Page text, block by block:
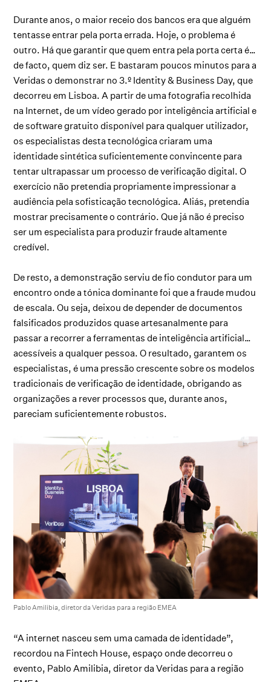
Durante anos, o maior receio dos bancos era que alguém
tentasse entrar pela porta errada. Hoje, o problema é
outro. Há que garantir que quem entra pela porta certa é…
de facto, quem diz ser. E bastaram poucos minutos para a
Veridas o demonstrar no 3.º Identity & Business Day, que
decorreu em Lisboa. A partir de uma fotografia recolhida
na Internet, de um vídeo gerado por inteligência artificial e
de software gratuito disponível para qualquer utilizador,
os especialistas desta tecnológica criaram uma
identidade sintética suficientemente convincente para
tentar ultrapassar um processo de verificação digital. O
exercício não pretendia propriamente impressionar a
audiência pela sofisticação tecnológica. Aliás, pretendia
mostrar precisamente o contrário. Que já não é preciso
ser um especialista para produzir fraude altamente
credível.
De resto, a demonstração serviu de fio condutor para um
encontro onde a tónica dominante foi que a fraude mudou
de escala. Ou seja, deixou de depender de documentos
falsificados produzidos quase artesanalmente para
passar a recorrer a ferramentas de inteligência artificial…
acessíveis a qualquer pessoa. O resultado, garantem os
especialistas, é uma pressão crescente sobre os modelos
tradicionais de verificação de identidade, obrigando as
organizações a rever processos que, durante anos,
pareciam suficientemente robustos.
Pablo Amilibia, diretor da Veridas para a região EMEA
“A internet nasceu sem uma camada de identidade”,
recordou na Fintech House, espaço onde decorreu o
evento, Pablo Amilibia, diretor da Veridas para a região